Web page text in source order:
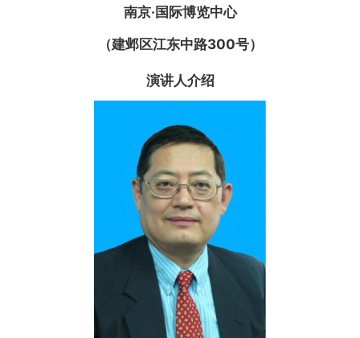
南京·国际博览中心
（建邺区江东中路300号）
演讲人介绍